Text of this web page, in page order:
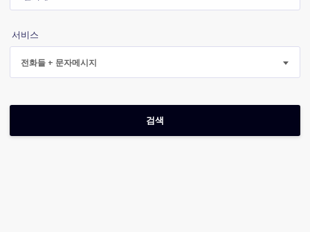
서비스
전화들 + 문자메시지